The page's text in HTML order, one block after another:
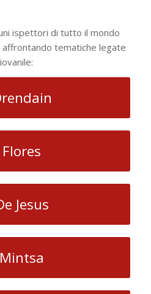
ispettori di tutto il mondo
tematiche legate
Jesus